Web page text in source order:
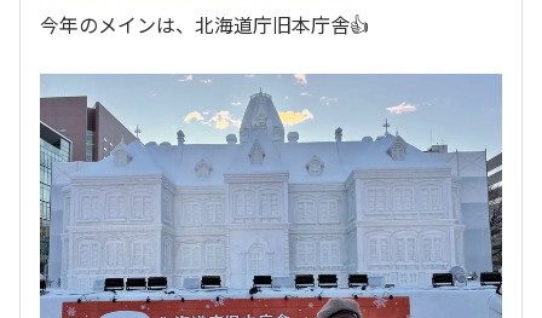
今年のメインは、北海道庁旧本庁舎👍